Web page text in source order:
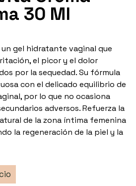
30 Ml
gel hidratante vaginal que
el picor y el dolor
por la sequedad. Su fórmula
con el delicado equilibrio de
por lo que no ocasiona
adversos. Refuerza la
de la zona íntima femenina
la regeneración de la piel y la